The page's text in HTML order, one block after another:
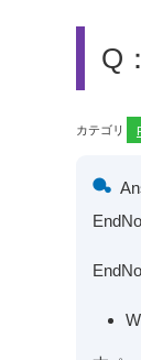
Q
カテゴリ